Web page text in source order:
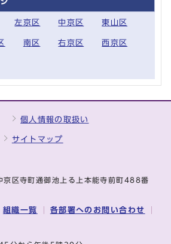
左京区 中京区 東山区
南区 右京区 西京区
個人情報の取扱い
サイトマップ
区寺町通御池上る上本能寺前町488番
組織一覧 各部署へのお問い合わせ